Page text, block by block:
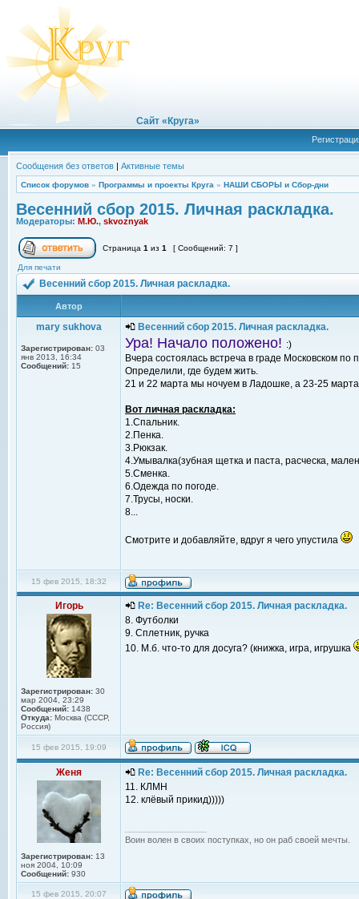
Сайт «Круга»
Сообщения без ответов | Активные темы
Список форумов » Программы и проекты Круга » НАШИ СБОРЫ и Сбор-дни
Весенний сбор 2015. Личная раскладка.
Модераторы: М.Ю., skvoznyak
Страница 1 из 1 [ Сообщений: 7 ]
Для печати
Весенний сбор 2015. Личная раскладка.
Автор
mary sukhova
Зарегистрирован: 03
янв 2013, 16:34
Сообщений: 15
Весенний сбор 2015. Личная раскладка.
Ура! Начало положено! :)
Вчера состоялась встреча в граде Московском по
Определили, где будем жить.
21 и 22 марта мы ночуем в Ладошке, а 23-25
Вот личная раскладка:
1.Спальник.
2.Пенка.
3.Рюкзак.
4.Умывалка(зубная щетка и паста, расческа,
5.Сменка.
6.Одежда по погоде.
7.Трусы, носки.
8...
Смотрите и добавляйте, вдруг я чего упустила
15 фев 2015, 18:32
Игорь
Зарегистрирован: 30
мар 2004, 23:29
Сообщений: 1438
Откуда: Москва (СССР,
Россия)
Re: Весенний сбор 2015. Личная раскладка.
8. Футболки
9. Сплетник, ручка
10. М.б. что-то для досуга? (книжка, игра, игрушка
15 фев 2015, 19:09
Женя
Зарегистрирован: 13
ноя 2004, 10:09
Сообщений: 930
Re: Весенний сбор 2015. Личная раскладка.
11. КЛМН
12. клёвый прикид)))))
Воин волен в своих поступках, но он раб своей мечты.
15 фев 2015, 20:07